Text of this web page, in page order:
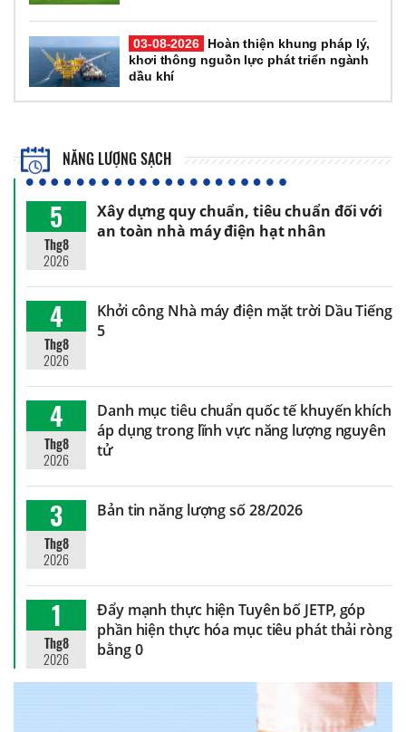
03-08-2026
Hoàn thiện khung pháp lý,
khơi thông nguồn lực phát triển ngành
dầu khí
NĂNG LƯỢNG SẠCH
5
Thg8
2026
Xây dựng quy chuẩn, tiêu chuẩn đối với
an toàn nhà máy điện hạt nhân
4
Thg8
2026
Khởi công Nhà máy điện mặt trời Dầu Tiếng
5
4
Thg8
2026
Danh mục tiêu chuẩn quốc tế khuyến khích
áp dụng trong lĩnh vực năng lượng nguyên
tử
3
Thg8
2026
Bản tin năng lượng số 28/2026
1
Thg8
2026
Đẩy mạnh thực hiện Tuyên bố JETP, góp
phần hiện thực hóa mục tiêu phát thải ròng
bằng 0